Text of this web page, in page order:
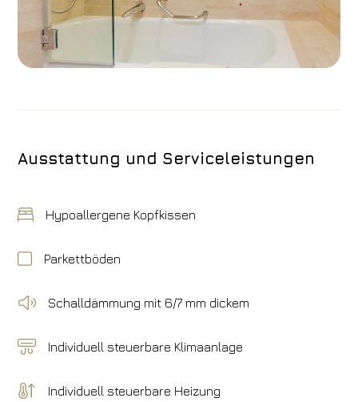
Ausstattung und Serviceleistungen
Hypoallergene Kopfkissen
Parkettböden
Schalldämmung mit 6/7 mm dickem
Individuell steuerbare Klimaanlage
Individuell steuerbare Heizung